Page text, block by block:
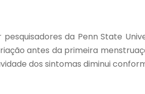
da Penn State
antes da primeira
dos sintomas diminui